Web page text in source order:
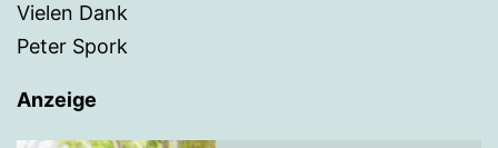
Vielen Dank
Peter Spork
Anzeige